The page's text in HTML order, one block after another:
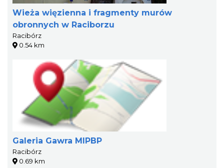
Wieża więzienna i fragmenty murów
obronnych w Raciborzu
Racibórz
0.54 km
Galeria Gawra MIPBP
Racibórz
0.69 km